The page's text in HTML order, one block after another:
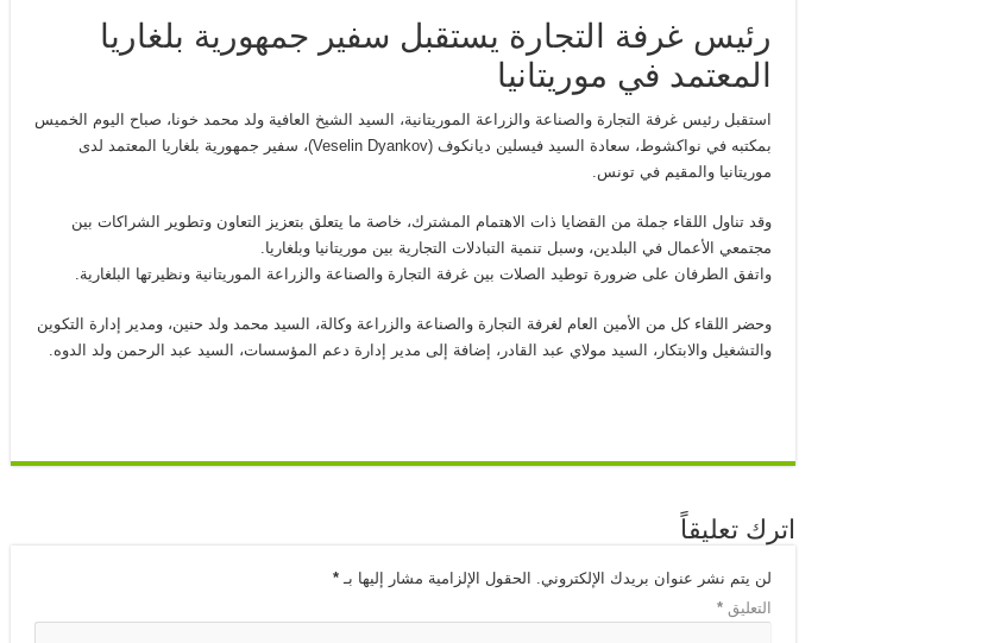
رئيس غرفة التجارة يستقبل سفير جمهورية بلغاريا
المعتمد في موريتانيا
استقبل رئيس غرفة التجارة والصناعة والزراعة الموريتانية، السيد الشيخ العافية ولد محمد خونا، صباح اليوم الخميس
بمكتبه في نواكشوط، سعادة السيد فيسلين ديانكوف (Veselin Dyankov)، سفير جمهورية بلغاريا المعتمد لدى
موريتانيا والمقيم في تونس.
وقد تناول اللقاء جملة من القضايا ذات الاهتمام المشترك، خاصة ما يتعلق بتعزيز التعاون وتطوير الشراكات بين
مجتمعي الأعمال في البلدين، وسبل تنمية التبادلات التجارية بين موريتانيا وبلغاريا.
واتفق الطرفان على ضرورة توطيد الصلات بين غرفة التجارة والصناعة والزراعة الموريتانية ونظيرتها البلغارية.
وحضر اللقاء كل من الأمين العام لغرفة التجارة والصناعة والزراعة وكالة، السيد محمد ولد حنين، ومدير إدارة التكوين
والتشغيل والابتكار، السيد مولاي عبد القادر، إضافة إلى مدير إدارة دعم المؤسسات، السيد عبد الرحمن ولد الدوه.
اترك تعليقاً
لن يتم نشر عنوان بريدك الإلكتروني. الحقول الإلزامية مشار إليها بـ *
التعليق *